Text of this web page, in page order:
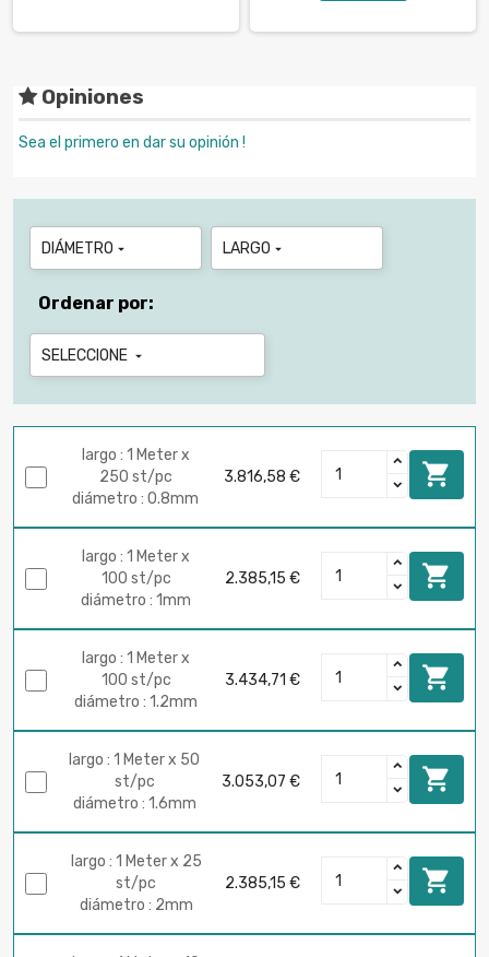
Opiniones
Sea el primero en dar su opinión !
DIÁMETRO  LARGO 
Ordenar por:
SELECCIONE 
largo : 1 Meter x
250 st/pc
diámetro : 0.8mm
3.816,58 € 
largo : 1 Meter x
100 st/pc
diámetro : 1mm
2.385,15 € 
largo : 1 Meter x
100 st/pc
diámetro : 1.2mm
3.434,71 € 
largo : 1 Meter x 50
st/pc
diámetro : 1.6mm
3.053,07 € 
largo : 1 Meter x 25
st/pc
diámetro : 2mm
2.385,15 € 